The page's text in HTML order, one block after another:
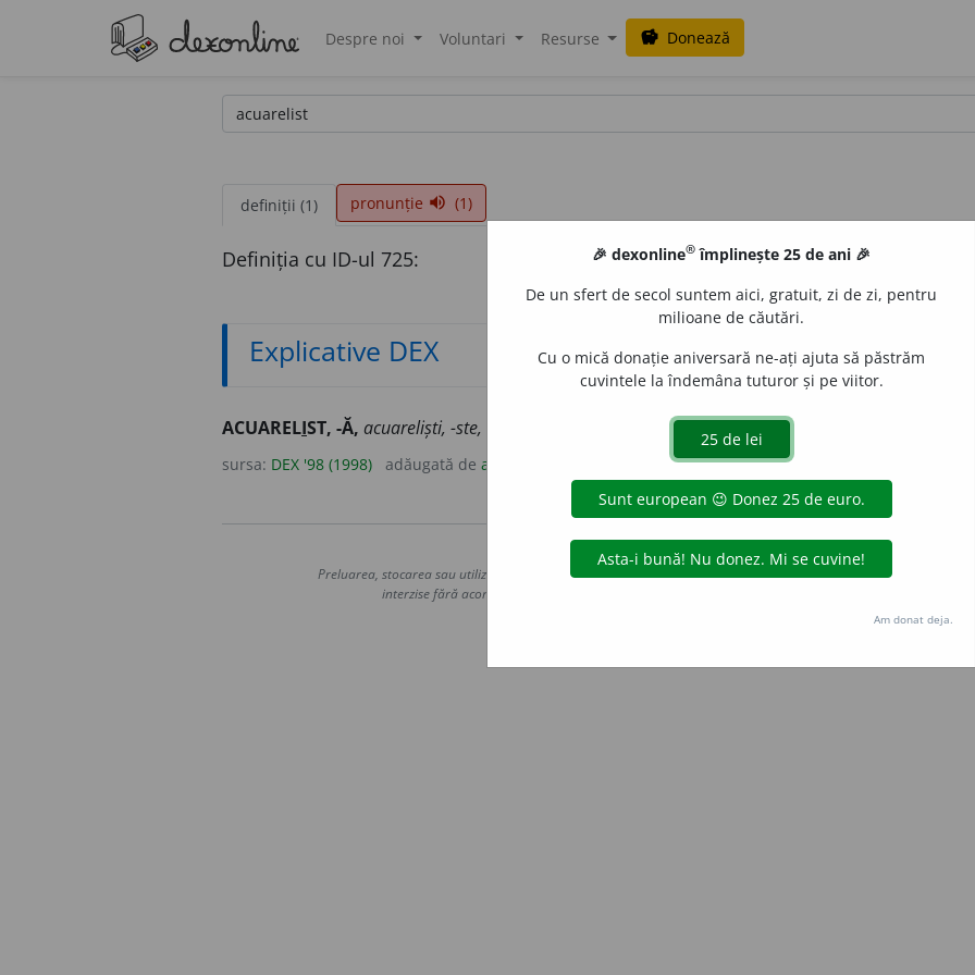
Despre noi Voluntari Resurse savings Donează
definiții (1) pronunție volume_up (1)
Definiția cu ID-ul 725:
Explicative DEX
ACUARELIST, -Ă, acuareliști, -ste, Pictor specializat în acuarelă (
sursa: DEX '98 (1998) adăugată de ana_zecheru
Copyright © 2004-2026 dexonline (https://dexonline.ro)
Preluarea, stocarea sau utilizarea datelor de pe acest site, inclusiv prin orice metode de extragere automată
interzise fără acordul nostru prealabil scris, cu excepția seturilor de date oferite oficial spre utilizare
Hosterion
🎉 dexonline® împlinește 25 de ani 🎉
De un sfert de secol suntem aici, gratuit, zi de zi, pentru
milioane de căutări.
Cu o mică donație aniversară ne-ați ajuta să păstrăm
cuvintele la îndemâna tuturor și pe viitor.
Am donat deja.